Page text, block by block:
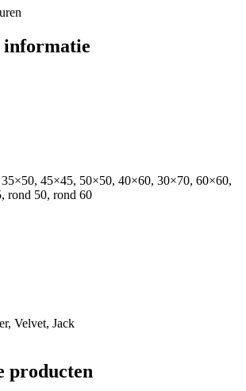
informatie
45×45, 50×50, 40×60, 30×70, 60×60,
rond 50, rond 60
Velvet, Jack
producten